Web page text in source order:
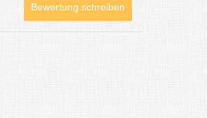
Bewertung schreiben